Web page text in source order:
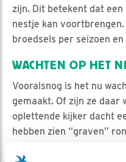
zijn. Dit betekent dat
nestje kan
broedsels per seizoen
WACHTEN OP HET
Vooralsnog is het nu
gemaakt. Of zijn ze daar
oplettende kijker dacht
hebben zien “graven”